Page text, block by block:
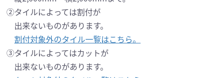
②タイルによっては割付が
出来ないものがあります。
割付対象外のタイル一覧はこちら。
③タイルによってはカットが
出来ないものがあります。